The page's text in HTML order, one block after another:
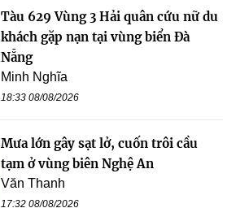
Tàu 629 Vùng 3 Hải quân cứu nữ du
khách gặp nạn tại vùng biển Đà
Nẵng
Minh Nghĩa
18:33 08/08/2026
Mưa lớn gây sạt lở, cuốn trôi cầu
tạm ở vùng biên Nghệ An
Văn Thanh
17:32 08/08/2026